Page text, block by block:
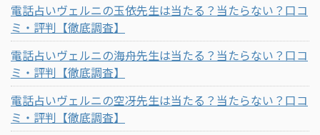
電話占いヴェルニの玉依先生は当たる？当たらない？口コ
ミ・評判【徹底調査】
電話占いヴェルニの海舟先生は当たる？当たらない？口コ
ミ・評判【徹底調査】
電話占いヴェルニの空冴先生は当たる？当たらない？口コ
ミ・評判【徹底調査】